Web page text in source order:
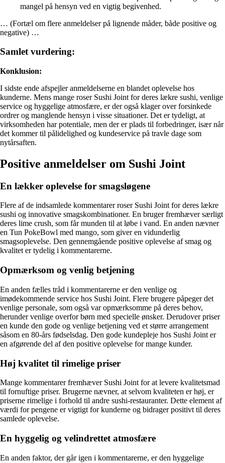
mangel på hensyn ved en vigtig begivenhed.
… (Fortæl om flere anmeldelser på lignende måder, både positive og
negative) …
Samlet vurdering:
Konklusion:
I sidste ende afspejler anmeldelserne en blandet oplevelse hos
kunderne. Mens mange roser Sushi Joint for deres lækre sushi, venlige
service og hyggelige atmosfære, er der også klager over forsinkede
ordrer og manglende hensyn i visse situationer. Det er tydeligt, at
virksomheden har potentiale, men der er plads til forbedringer, især når
det kommer til pålidelighed og kundeservice på travle dage som
nytårsaften.
Positive anmeldelser om Sushi Joint
En lækker oplevelse for smagsløgene
Flere af de indsamlede kommentarer roser Sushi Joint for deres lækre
sushi og innovative smagskombinationer. En bruger fremhæver særligt
deres lime crush, som får munden til at løbe i vand. En anden nævner
en Tun PokeBowl med mango, som giver en vidunderlig
smagsoplevelse. Den gennemgående positive oplevelse af smag og
kvalitet er tydelig i kommentarerne.
Opmærksom og venlig betjening
En anden fælles tråd i kommentarerne er den venlige og
imødekommende service hos Sushi Joint. Flere brugere påpeger det
venlige personale, som også var opmærksomme på deres behov,
herunder venlige overfor børn med specielle ønsker. Derudover priser
en kunde den gode og venlige betjening ved et større arrangement
såsom en 80-års fødselsdag. Den gode kundepleje hos Sushi Joint er
en afgørende del af den positive oplevelse for mange kunder.
Høj kvalitet til rimelige priser
Mange kommentarer fremhæver Sushi Joint for at levere kvalitetsmad
til fornuftige priser. Brugerne nævner, at selvom kvaliteten er høj, er
priserne rimelige i forhold til andre sushi-restauranter. Dette element af
værdi for pengene er vigtigt for kunderne og bidrager positivt til deres
samlede oplevelse.
En hyggelig og velindrettet atmosfære
En anden faktor, der går igen i kommentarerne, er den hyggelige